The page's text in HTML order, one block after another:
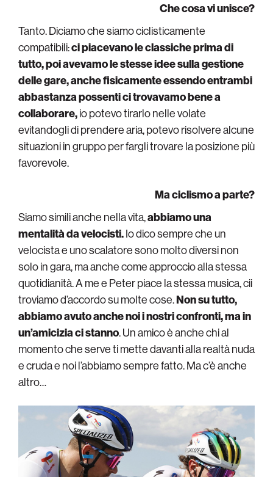
Che cosa vi unisce?
Tanto. Diciamo che siamo ciclisticamente
compatibili:ci piacevano le classiche prima di
tutto, poi avevamo le stesse idee sulla gestione
delle gare, anche fisicamente essendo entrambi
abbastanza possenti ci trovavamo bene a
collaborare,io potevo tirarlo nelle volate
evitandogli di prendere aria, potevo risolvere alcune
situazioni in gruppo per fargli trovare la posizione più
favorevole.
Ma ciclismo a parte?
Siamo simili anche nella vita,abbiamo una
mentalità da velocisti.Io dico sempre che un
velocista e uno scalatore sono molto diversi non
solo in gara, ma anche come approccio alla stessa
quotidianità. A me e Peter piace la stessa musica, cii
troviamo d’accordo su molte cose.Non su tutto,
abbiamo avuto anche noi i nostri confronti, ma in
un’amicizia ci stanno. Un amico è anche chi al
momento che serve ti mette davanti alla realtà nuda
e cruda e noi l’abbiamo sempre fatto. Ma c’è anche
altro…